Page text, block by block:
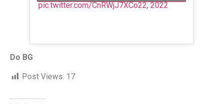
pic.twitter.com/CnRWjJ7XCo22, 2022
Do BG
Post Views: 17